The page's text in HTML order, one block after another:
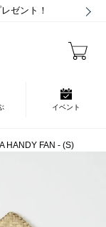
ゼント！
イベント
HANDY FAN - (S)